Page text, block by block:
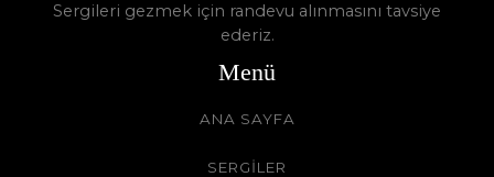
Sergileri gezmek için randevu alınmasını tavsiye
ederiz.
Menü
ANA SAYFA
SERGİLER